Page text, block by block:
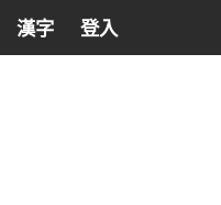
漢字 登入